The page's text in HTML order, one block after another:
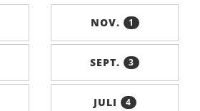
NOV. 1
SEPT. 3
JULI 4